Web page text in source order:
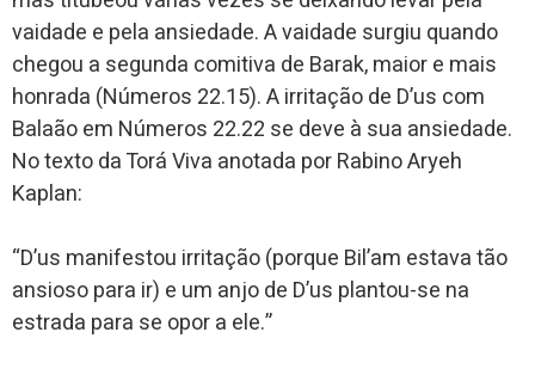
vaidade e pela ansiedade. A vaidade surgiu quando
chegou a segunda comitiva de Barak, maior e mais
honrada (Números 22.15). A irritação de D’us com
Balaão em Números 22.22 se deve à sua ansiedade.
No texto da Torá Viva anotada por Rabino Aryeh
Kaplan:
“D’us manifestou irritação (porque Bil’am estava tão
ansioso para ir) e um anjo de D’us plantou-se na
estrada para se opor a ele.”